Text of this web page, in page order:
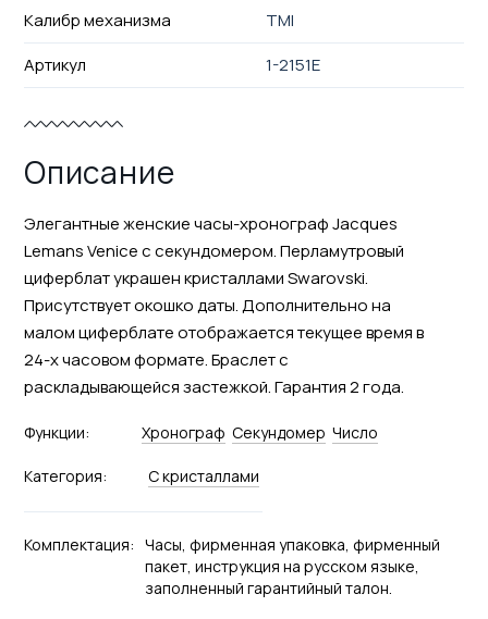
Калибр механизма
TMI
Артикул
1-2151E
Описание
Элегантные женские часы-хронограф Jacques
Lemans Venice с секундомером. Перламутровый
циферблат украшен кристаллами Swarovski.
Присутствует окошко даты. Дополнительно на
малом циферблате отображается текущее время в
24-х часовом формате. Браслет с
раскладывающейся застежкой. Гарантия 2 года.
Функции: Хронограф Секундомер Число
Категория: С кристаллами
Комплектация: Часы, фирменная упаковка, фирменный
пакет, инструкция на русском языке,
заполненный гарантийный талон.